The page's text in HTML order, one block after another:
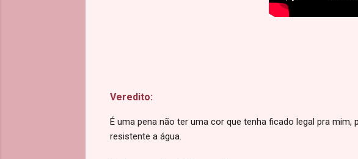
Veredito:
É uma pena não ter uma cor que tenha ficado legal pra
resistente a água.